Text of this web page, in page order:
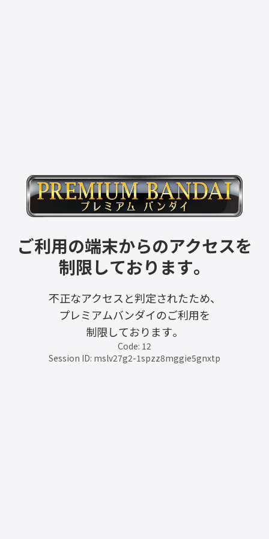
ご利用の端末からのアクセスを
制限しております。
不正なアクセスと判定されたため、
プレミアムバンダイのご利用を
制限しております。
Code: 12
Session ID: mslv27g2-1spzz8mggie5gnxtp